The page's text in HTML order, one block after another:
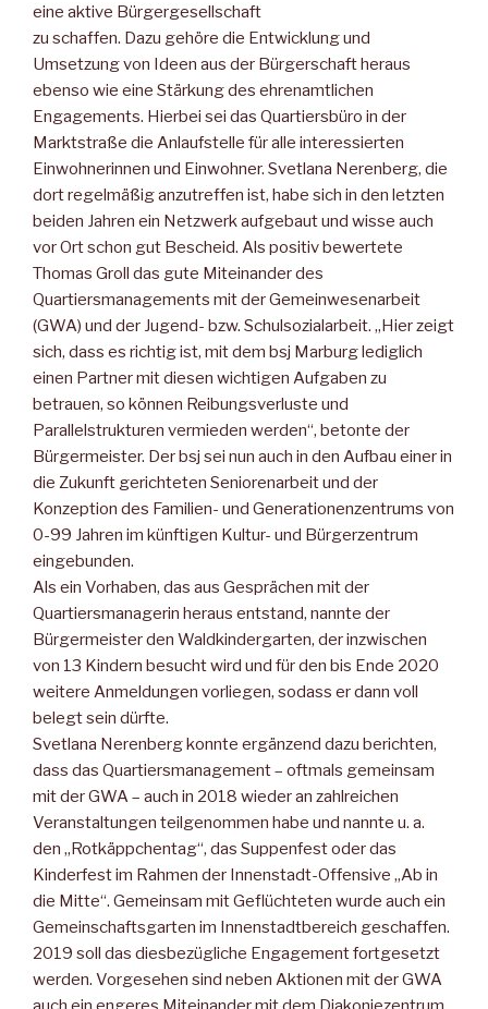
eine aktive Bürgergesellschaft
zu schaffen. Dazu gehöre die Entwicklung und
Umsetzung von Ideen aus der Bürgerschaft heraus
ebenso wie eine Stärkung des ehrenamtlichen
Engagements. Hierbei sei das Quartiersbüro in der
Marktstraße die Anlaufstelle für alle interessierten
Einwohnerinnen und Einwohner. Svetlana Nerenberg, die
dort regelmäßig anzutreffen ist, habe sich in den letzten
beiden Jahren ein Netzwerk aufgebaut und wisse auch
vor Ort schon gut Bescheid. Als positiv bewertete
Thomas Groll das gute Miteinander des
Quartiersmanagements mit der Gemeinwesenarbeit
(GWA) und der Jugend- bzw. Schulsozialarbeit. „Hier zeigt
sich, dass es richtig ist, mit dem bsj Marburg lediglich
einen Partner mit diesen wichtigen Aufgaben zu
betrauen, so können Reibungsverluste und
Parallelstrukturen vermieden werden“, betonte der
Bürgermeister. Der bsj sei nun auch in den Aufbau einer in
die Zukunft gerichteten Seniorenarbeit und der
Konzeption des Familien- und Generationenzentrums von
0-99 Jahren im künftigen Kultur- und Bürgerzentrum
eingebunden.
Als ein Vorhaben, das aus Gesprächen mit der
Quartiersmanagerin heraus entstand, nannte der
Bürgermeister den Waldkindergarten, der inzwischen
von 13 Kindern besucht wird und für den bis Ende 2020
weitere Anmeldungen vorliegen, sodass er dann voll
belegt sein dürfte.
Svetlana Nerenberg konnte ergänzend dazu berichten,
dass das Quartiersmanagement – oftmals gemeinsam
mit der GWA – auch in 2018 wieder an zahlreichen
Veranstaltungen teilgenommen habe und nannte u. a.
den „Rotkäppchentag“, das Suppenfest oder das
Kinderfest im Rahmen der Innenstadt-Offensive „Ab in
die Mitte“. Gemeinsam mit Geflüchteten wurde auch ein
Gemeinschaftsgarten im Innenstadtbereich geschaffen.
2019 soll das diesbezügliche Engagement fortgesetzt
werden. Vorgesehen sind neben Aktionen mit der GWA